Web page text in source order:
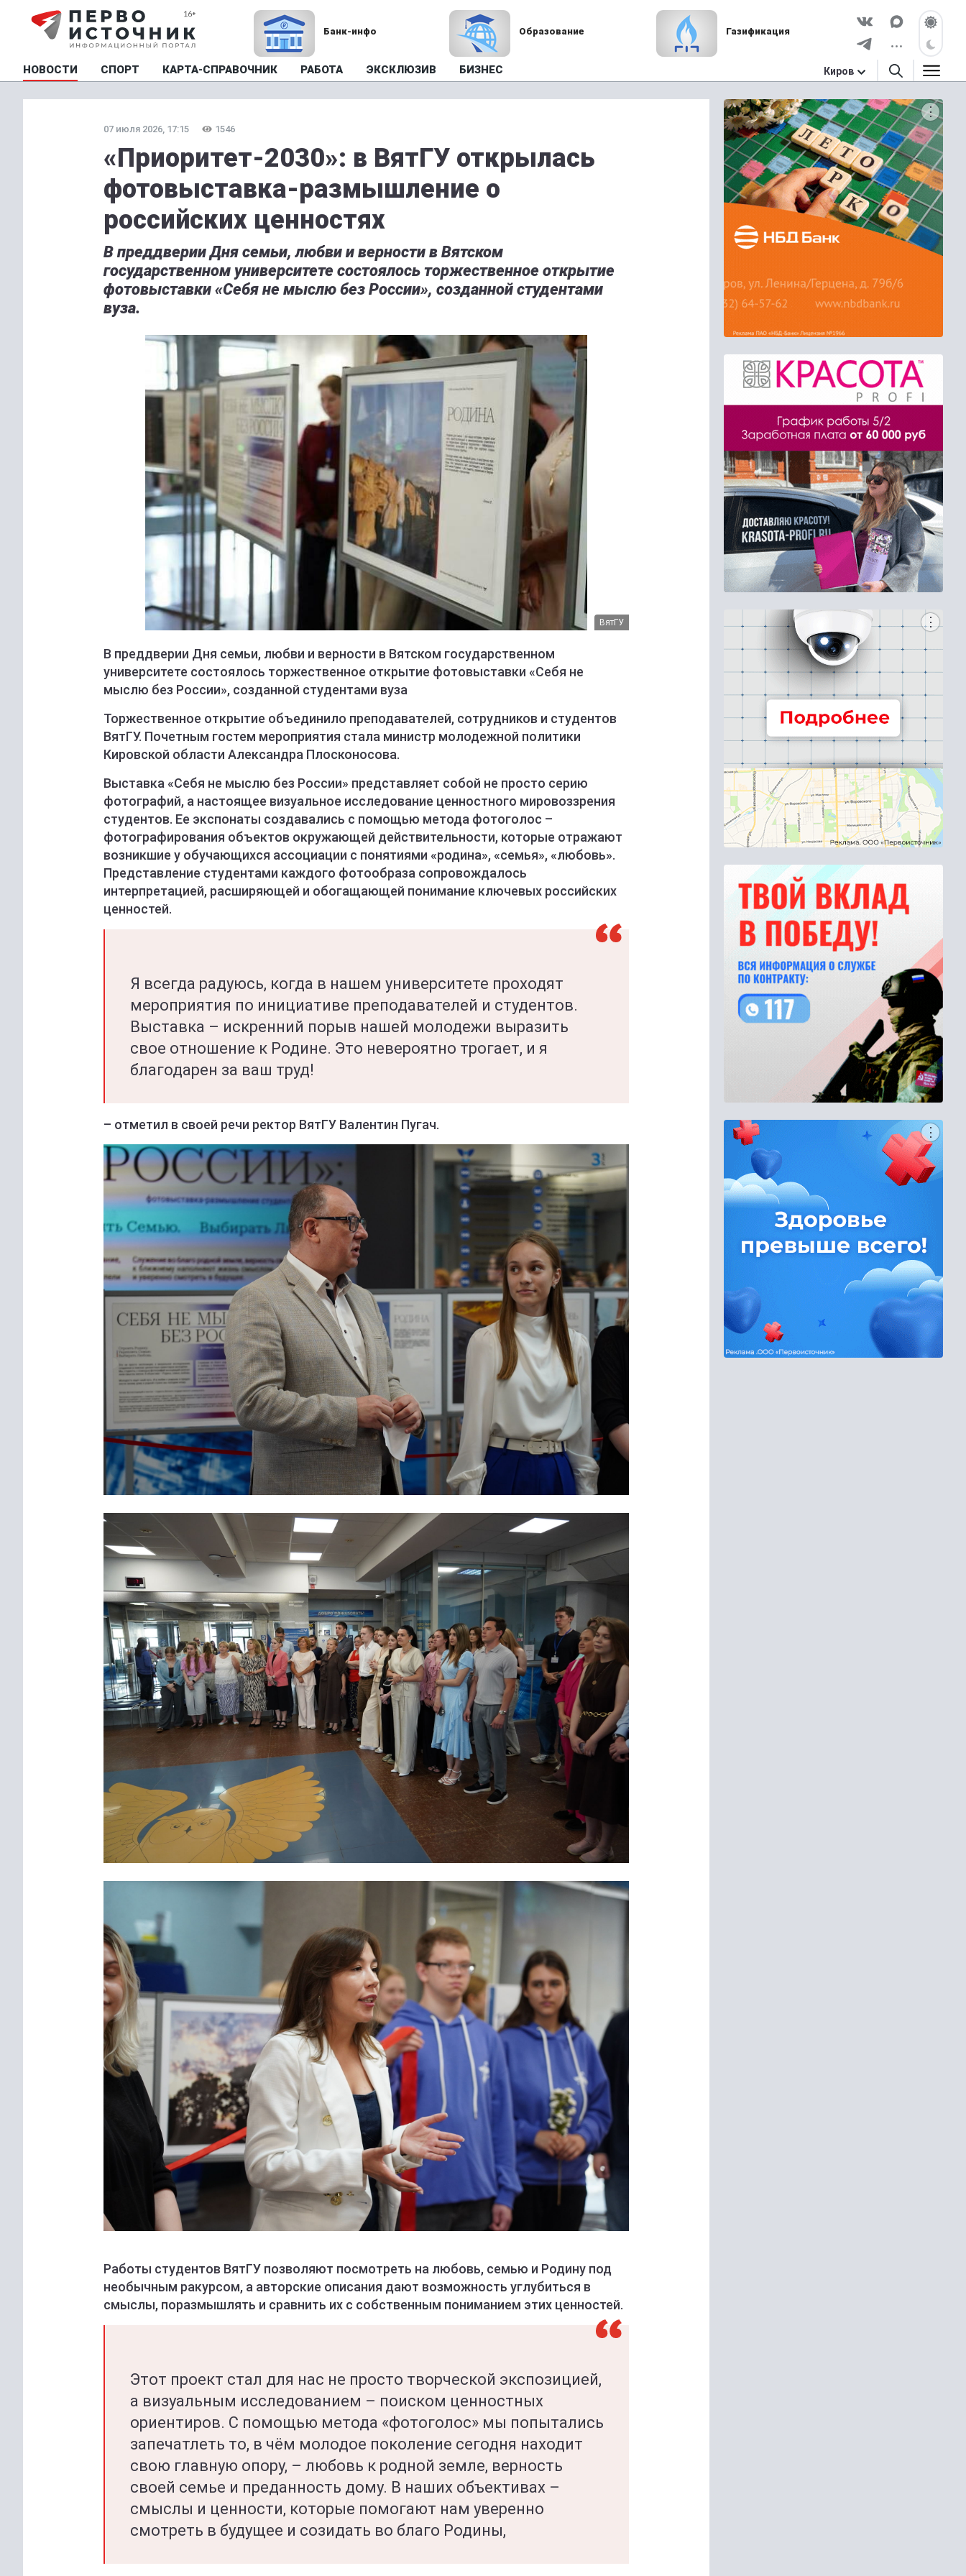
Банк-инфо Образование Газификация
НОВОСТИ СПОРТ КАРТА-СПРАВОЧНИК РАБОТА ЭКСКЛЮЗИВ БИЗНЕС Киров
07 июля 2026, 17:15 1546
«Приоритет-2030»: в ВятГУ открылась
фотовыставка-размышление о
российских ценностях
В преддверии Дня семьи, любви и верности в Вятском
государственном университете состоялось торжественное открытие
фотовыставки «Себя не мыслю без России», созданной студентами
вуза.
ВятГУ
В преддверии Дня семьи, любви и верности в Вятском государственном
университете состоялось торжественное открытие фотовыставки «Себя не
мыслю без России», созданной студентами вуза
Торжественное открытие объединило преподавателей, сотрудников и студентов
ВятГУ. Почетным гостем мероприятия стала министр молодежной политики
Кировской области Александра Плосконосова.
Выставка «Себя не мыслю без России» представляет собой не просто серию
фотографий, а настоящее визуальное исследование ценностного мировоззрения
студентов. Ее экспонаты создавались с помощью метода фотоголос –
фотографирования объектов окружающей действительности, которые отражают
возникшие у обучающихся ассоциации с понятиями «родина», «семья», «любовь».
Представление студентами каждого фотообраза сопровождалось
интерпретацией, расширяющей и обогащающей понимание ключевых российских
ценностей.
Я всегда радуюсь, когда в нашем университете проходят
мероприятия по инициативе преподавателей и студентов.
Выставка – искренний порыв нашей молодежи выразить
свое отношение к Родине. Это невероятно трогает, и я
благодарен за ваш труд!
– отметил в своей речи ректор ВятГУ Валентин Пугач.
Работы студентов ВятГУ позволяют посмотреть на любовь, семью и Родину под
необычным ракурсом, а авторские описания дают возможность углубиться в
смыслы, поразмышлять и сравнить их с собственным пониманием этих ценностей.
Этот проект стал для нас не просто творческой экспозицией,
а визуальным исследованием – поиском ценностных
ориентиров. С помощью метода «фотоголос» мы попытались
запечатлеть то, в чём молодое поколение сегодня находит
свою главную опору, – любовь к родной земле, верность
своей семье и преданность дому. В наших объективах –
смыслы и ценности, которые помогают нам уверенно
смотреть в будущее и созидать во благо Родины,